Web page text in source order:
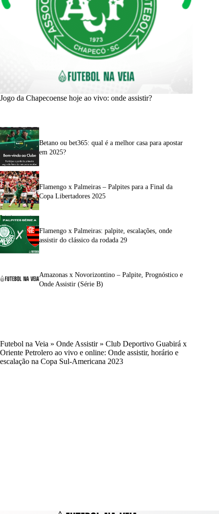
Jogo da Chapecoense hoje ao vivo: onde assistir?
Betano ou bet365: qual é a melhor casa para apostar
em 2025?
Flamengo x Palmeiras – Palpites para a Final da
Copa Libertadores 2025
Flamengo x Palmeiras: palpite, escalações, onde
assistir do clássico da rodada 29
Amazonas x Novorizontino – Palpite, Prognóstico e
Onde Assistir (Série B)
Futebol na Veia » Onde Assistir» Club Deportivo Guabirá x
Oriente Petrolero ao vivo e online: Onde assistir, horário e
escalação na Copa Sul-Americana 2023